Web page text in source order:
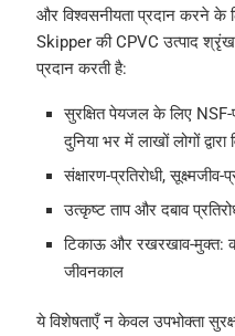
और विश्वसनीयता प्रदान करने के
Skipper की CPVC उत्पाद
प्रदान करती है:
सुरक्षित पेयजल के लिए NSF-
दुनिया भर में लाखों लोगों द्वारा
संक्षारण-प्रतिरोधी,
उत्कृष्ट ताप और दबाव
टिकाऊ और रखरखाव-मुक्त:
जीवनकाल
ये विशेषताएँ न केवल उपभोक्ता